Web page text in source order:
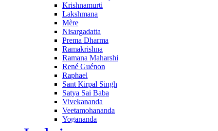
Krishnamurti
Lakshmana
Mère
Nisargadatta
Prema Dharma
Ramakrishna
Ramana Maharshi
René Guénon
Raphael
Sant Kirpal Singh
Satya Sai Baba
Vivekananda
Veetamohananda
Yogananda